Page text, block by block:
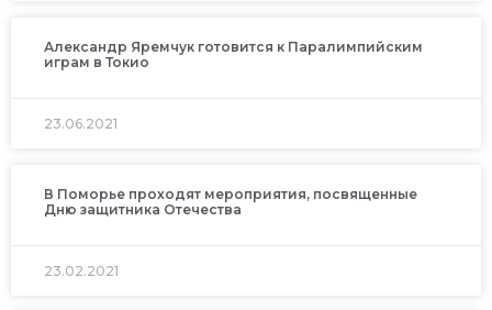
Александр Яремчук готовится к Паралимпийским
играм в Токио
23.06.2021
В Поморье проходят мероприятия, посвященные
Дню защитника Отечества
23.02.2021